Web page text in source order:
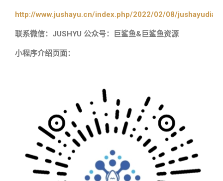
http://www.jushayu.cn/index.php/2022/02/08/
联系微信：JUSHYU 公众号：巨鲨鱼&巨鲨鱼资源
小程序介绍页面：